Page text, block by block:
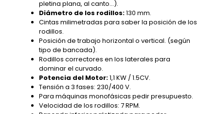
pletina plana, al canto…).
Diámetro de los rodillos:130 mm.
Cintas milimetradas para saber la posición de los
rodillos.
Posición de trabajo horizontal o vertical. (según
tipo de bancada).
Rodillos correctores en los laterales para
dominar el curvado.
Potencia del Motor:1,1 KW / 1.5CV.
Tensión a 3 fases: 230/400 V.
Para máquinas monofásicas pedir presupuesto.
Velocidad de los rodillos: 7 RPM.